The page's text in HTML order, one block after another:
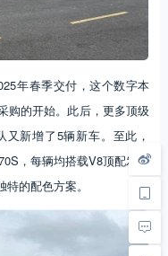
年春季交付，这个数字本
购的开始。此后，更多顶级
新增了5辆新车。至此，
，每辆均搭载V8顶配发动
的配色方案。